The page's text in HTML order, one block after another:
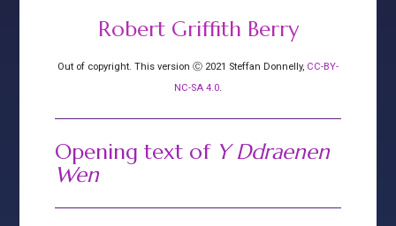
Robert Griffith Berry
Out of copyright. This version Ⓒ 2021 Steffan Donnelly, CC-BY-
NC-SA 4.0.
Opening text of Y Ddraenen
Wen